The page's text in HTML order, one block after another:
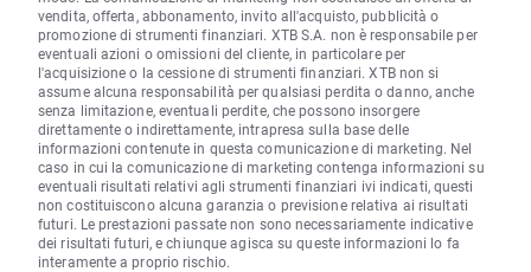
vendita, offerta, abbonamento, invito all'acquisto, pubblicità o
promozione di strumenti finanziari. XTB S.A. non è responsabile per
eventuali azioni o omissioni del cliente, in particolare per
l'acquisizione o la cessione di strumenti finanziari. XTB non si
assume alcuna responsabilità per qualsiasi perdita o danno, anche
senza limitazione, eventuali perdite, che possono insorgere
direttamente o indirettamente, intrapresa sulla base delle
informazioni contenute in questa comunicazione di marketing. Nel
caso in cui la comunicazione di marketing contenga informazioni su
eventuali risultati relativi agli strumenti finanziari ivi indicati, questi
non costituiscono alcuna garanzia o previsione relativa ai risultati
futuri. Le prestazioni passate non sono necessariamente indicative
dei risultati futuri, e chiunque agisca su queste informazioni lo fa
interamente a proprio rischio.